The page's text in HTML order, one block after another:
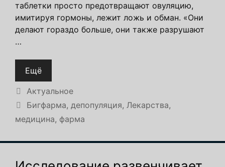
таблетки просто предотвращают овуляцию,
имитируя гормоны, лежит ложь и обман. «Они
делают гораздо больше, они также разрушают
…
Ещё
Рубрики
Актуальное
Метки
Бигфарма, депопуляция, Лекарства,
медицина, фарма